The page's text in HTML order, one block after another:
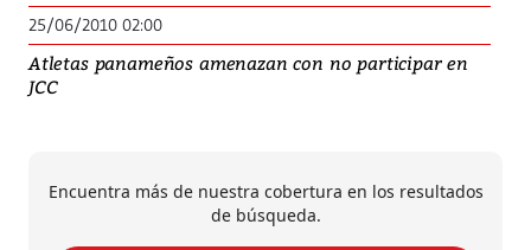
25/06/2010 02:00
Atletas panameños amenazan con no participar en
JCC
Encuentra más de nuestra cobertura en los resultados
de búsqueda.